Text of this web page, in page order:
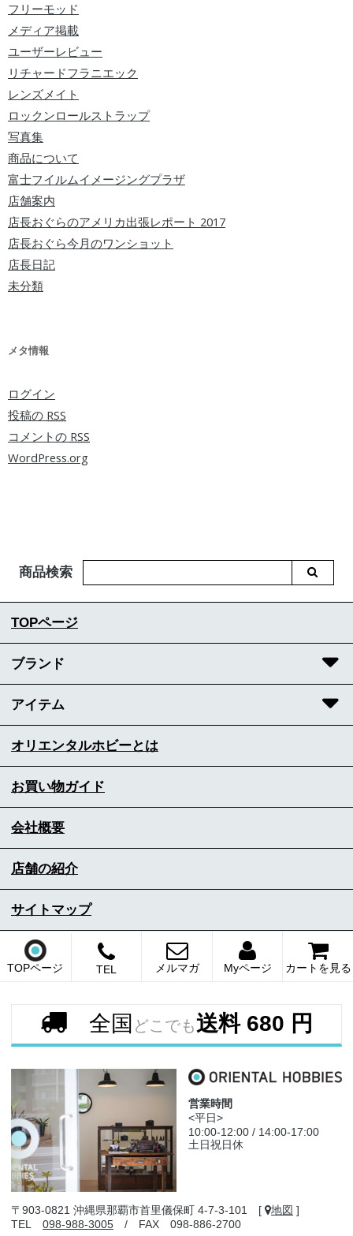
フリーモッド
メディア掲載
ユーザーレビュー
リチャードフラニエック
レンズメイト
ロックンロールストラップ
写真集
商品について
富士フイルムイメージングプラザ
店舗案内
店長おぐらのアメリカ出張レポート 2017
店長おぐら今月のワンショット
店長日記
未分類
メタ情報
ログイン
投稿の RSS
コメントの RSS
WordPress.org
商品検索
TOPページ
ブランド
アイテム
オリエンタルホビーとは
お買い物ガイド
会社概要
店舗の紹介
サイトマップ
TOPページ TEL メルマガ Myページ カートを見る
全国 どこでも送料 680 円
営業時間
<平日>
10:00-12:00 / 14:00-17:00
土日祝日休
〒903-0821 沖縄県那覇市首里儀保町 4-7-3-101 [ 地図 ]
TEL 098-988-3005 / FAX 098-886-2700